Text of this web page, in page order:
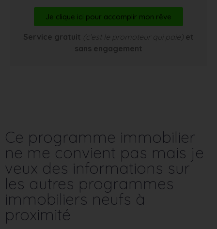
Je clique ici pour accomplir mon rêve
Service gratuit (c’est le promoteur qui paie) et
sans engagement
Ce programme immobilier
ne me convient pas mais je
veux des informations sur
les autres programmes
immobiliers neufs à
proximité